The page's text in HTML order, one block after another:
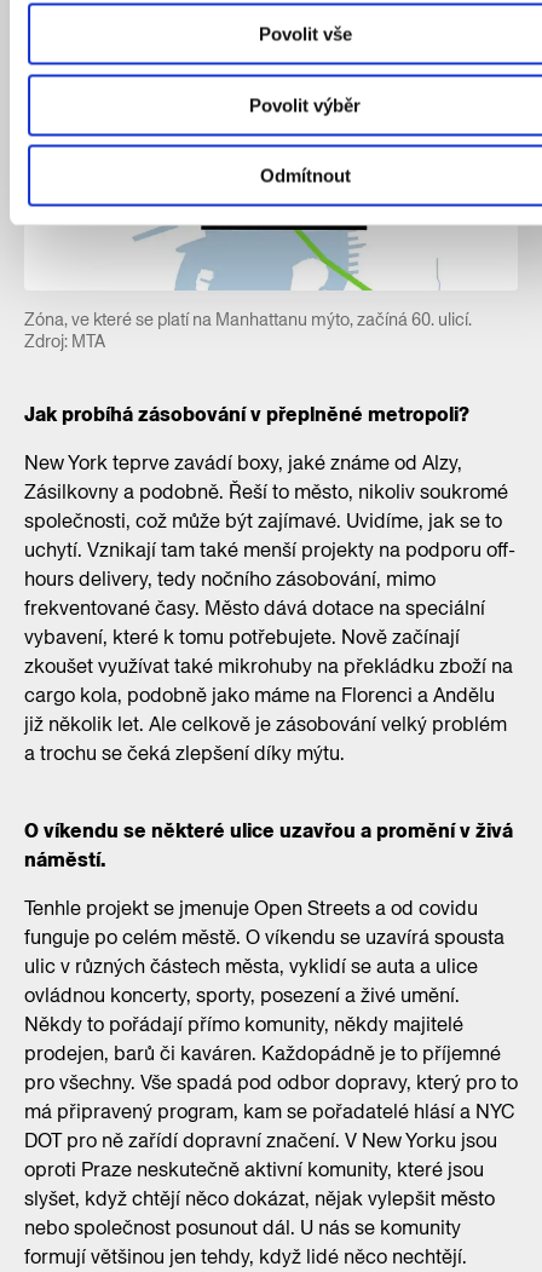
Povolit vše
Povolit výběr
Odmítnout
Zóna, ve které se platí na Manhattanu mýto, začíná 60. ulicí.
Zdroj: MTA
Jak probíhá zásobování v přeplněné metropoli?
New York teprve zavádí boxy, jaké známe od Alzy,
Zásilkovny a podobně. Řeší to město, nikoliv soukromé
společnosti, což může být zajímavé. Uvidíme, jak se to
uchytí. Vznikají tam také menší projekty na podporu off-
hours delivery, tedy nočního zásobování, mimo
frekventované časy. Město dává dotace na speciální
vybavení, které k tomu potřebujete. Nově začínají
zkoušet využívat také mikrohuby na překládku zboží na
cargo kola, podobně jako máme na Florenci a Andělu
již několik let. Ale celkově je zásobování velký problém
a trochu se čeká zlepšení díky mýtu.
O víkendu se některé ulice uzavřou a promění v živá
náměstí.
Tenhle projekt se jmenuje Open Streets a od covidu
funguje po celém městě. O víkendu se uzavírá spousta
ulic v různých částech města, vyklidí se auta a ulice
ovládnou koncerty, sporty, posezení a živé umění.
Někdy to pořádají přímo komunity, někdy majitelé
prodejen, barů či kaváren. Každopádně je to příjemné
pro všechny. Vše spadá pod odbor dopravy, který pro to
má připravený program, kam se pořadatelé hlásí a NYC
DOT pro ně zařídí dopravní značení. V New Yorku jsou
oproti Praze neskutečně aktivní komunity, které jsou
slyšet, když chtějí něco dokázat, nějak vylepšit město
nebo společnost posunout dál. U nás se komunity
formují většinou jen tehdy, když lidé něco nechtějí.